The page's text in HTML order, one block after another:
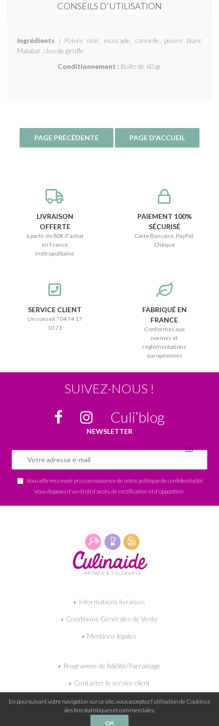
CONSEILS D'UTILISATION
Ingrédients : Poivre noir, muscade, cannelle, poivre blanc
Malabar, clou de girofle.
Conditionnement : Boite de 60 gr
LIVRAISON
OFFERTE
à partir de 80€ d'achat
en France
métropolitaine
PAIEMENT 100%
SÉCURISÉ
Carte Bancaire, PayPal,
Chèque
SERVICE CLIENT
Un conseil ? 04 74 17
10 71
FABRIQUÉ EN
FRANCE
Conformes aux
normes et
réglementations
européennes
SUIVEZ-NOUS !
Culi’blog
NEWSLETTER
Vous affirmez avoir pris connaissance de notre politique de confidentialité
Vous disposez d'un droit d'accès, de rectification et d'opposition.
Informations livraison
Conditions Générales de Vente
Mentions légales
Programme de fidélité/Parrainage
Contacter le service client
Mon panier
En poursuivant votre navigation sur ce site, vous acceptez l'utilisation de Cookies à
des fins statistiques et commerciales.
OK